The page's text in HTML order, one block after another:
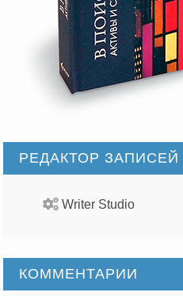
РЕДАКТОР ЗАПИСЕЙ
Writer Studio
КОММЕНТАРИИ